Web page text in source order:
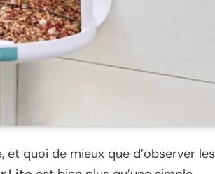
quoi de mieux que d’observer les